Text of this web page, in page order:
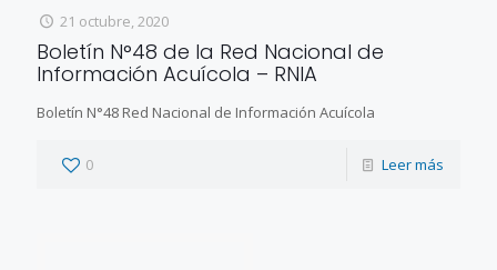
21 octubre, 2020
Boletín N°48 de la Red Nacional de
Información Acuícola – RNIA
Boletín N°48 Red Nacional de Información Acuícola
0 Leer más